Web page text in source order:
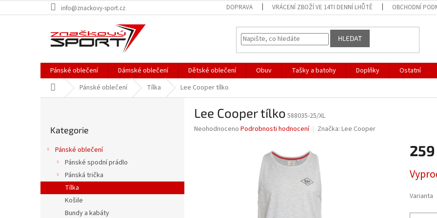
na
info@znackovy-sport.cz DOPRAVA VRÁCENÍ ZBOŽÍ VE 14TI DENNÍ LHŮTĚ OBCHODNÍ
HLEDAT
Pánské oblečení Dámské oblečení Dětské oblečení Obuv Tašky a batohy Doplňky
Ostatní
Domů Pánské oblečení Tílka Lee Cooper tílko
kategorie
Kategorie
Pánské oblečení
Pánské spodní prádlo
Pánská trička
Tílka
Košile
Bundy a kabáty
Lee Cooper tílko 588035-25/XL
Průměrné
Neohodnoceno Podrobnosti hodnocení Značka: Lee Cooper
cena:
Varianta